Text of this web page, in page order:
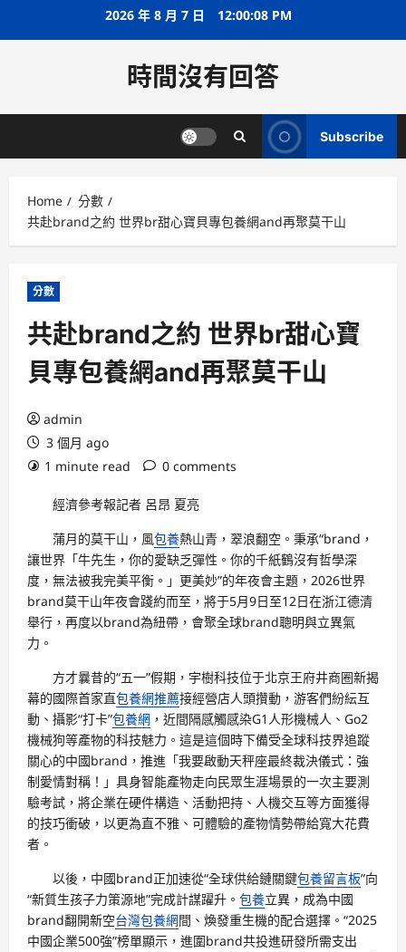
2026 年 8 月 7 日 12:00:08 PM
時間沒有回答
Subscribe
Home
分數
共赴brand之約 世界br甜心寶貝專包養網and再聚莫干山
分數
共赴brand之約 世界br甜心寶
貝專包養網and再聚莫干山
admin
3 個月 ago
1 minute read
0 comments
經濟參考報記者 呂昂 夏亮
蒲月的莫干山，風包養熱山青，翠浪翻空。秉承“brand，
讓世界「牛先生，你的愛缺乏彈性。你的千紙鶴沒有哲學深
度，無法被我完美平衡。」更美妙”的年夜會主題，2026世界
brand莫干山年夜會踐約而至，將于5月9日至12日在浙江德清
舉行，再度以brand為紐帶，會聚全球brand聰明與立異氣
力。
方才曩昔的“五一”假期，宇樹科技位于北京王府井商圈新揭
幕的國際首家直包養網推薦接經營店人頭攢動，游客們紛紜互
動、攝影“打卡”包養網 ，近間隔感觸感染G1人形機械人、Go2
機械狗等產物的科技魅力。這是這個時下備受全球科技界追蹤
關心的中國brand，推進「我要啟動天秤座最終裁決儀式：強
制愛情對稱！」具身智能產物走向民眾生涯場景的一次主要測
驗考試，將企業在硬件構造、活動把持、人機交互等方面獲得
的技巧衝破，以更為直不雅、可體驗的產物情勢帶給寬大花費
者。
以後，中國brand正加速從“全球供給鏈關鍵包養留言板”向
“新質生孩子力策源地”完成計謀躍升。 包養立異，成為中國
brand翻開新空台灣包養網間、煥發重生機的配合選擇。“2025
中國企業500強”榜單顯示，進圍brand共投進研發所需支出